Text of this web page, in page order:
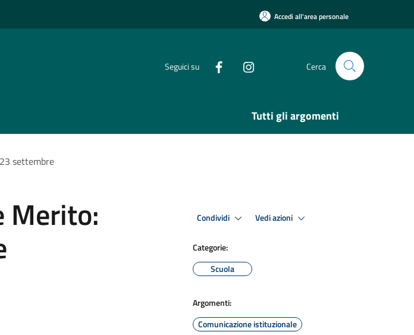
Accedi all'area personale
Seguici su Cerca
Tutti gli argomenti
settembre
Merito: Condividi Vedi azioni
Categorie:
Scuola
Argomenti:
Comunicazione istituzionale